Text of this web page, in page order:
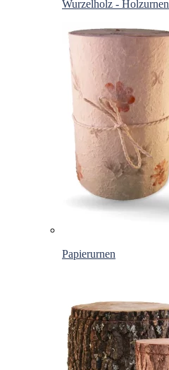
Wurzelholz - Holzurnen
Papierurnen